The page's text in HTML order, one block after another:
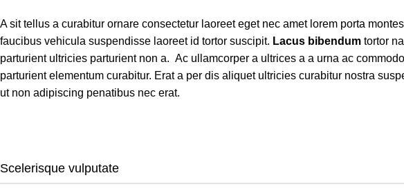
A sit tellus a curabitur ornare consectetur laoreet eget nec amet lorem porta
faucibus vehicula suspendisse laoreet id tortor suscipit. Lacus bibendum tortor
parturient ultricies parturient non a. Ac ullamcorper a ultrices a a urna ac
parturient elementum curabitur. Erat a per dis aliquet ultricies curabitur nostra
ut non adipiscing penatibus nec erat.
Scelerisque vulputate